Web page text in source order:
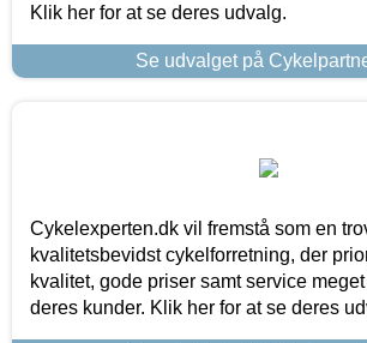
Klik her for at se deres udvalg.
Se udvalget på
Cykelexperten.dk vil fremstå som en
kvalitetsbevidst cykelforretning, der
kvalitet, gode priser samt service
deres kunder. Klik her for at se deres